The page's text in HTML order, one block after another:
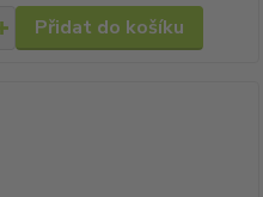
Přidat do košíku